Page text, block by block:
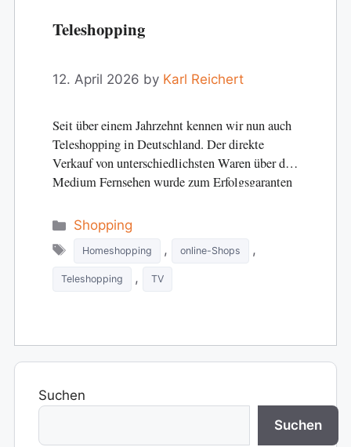
Teleshopping
12. April 2026 by Karl Reichert
Seit über einem Jahrzehnt kennen wir nun auch
Teleshopping in Deutschland. Der direkte
Verkauf von unterschiedlichsten Waren über das
Medium Fernsehen wurde zum Erfolgsgaranten
Categories
Shopping
Tags
Homeshopping , online-Shops ,
Teleshopping , TV
Suchen
Suchen